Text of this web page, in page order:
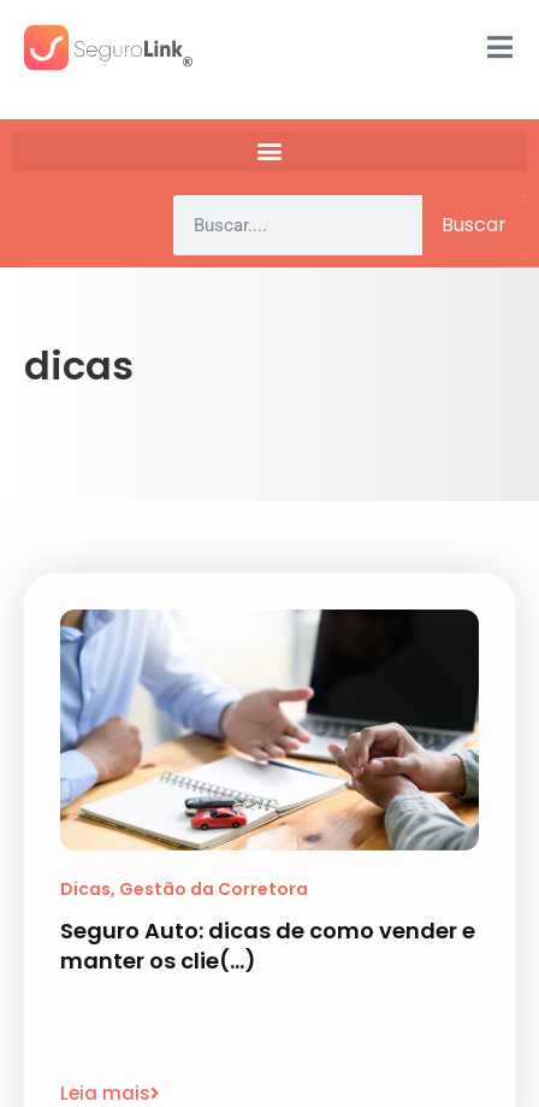
Buscar
dicas
Dicas, Gestão da Corretora
Seguro Auto: dicas de como vender e
manter os clie(...)
Leia mais